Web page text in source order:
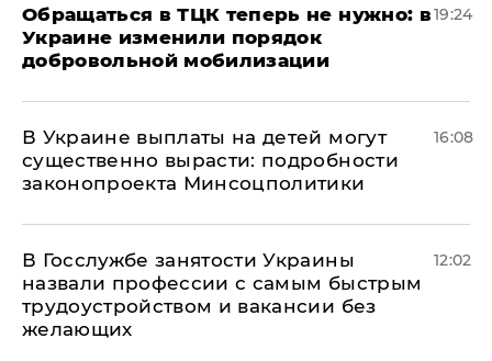
Обращаться в ТЦК теперь не нужно: в
Украине изменили порядок
добровольной мобилизации
19:24
В Украине выплаты на детей могут
существенно вырасти: подробности
законопроекта Минсоцполитики
16:08
В Госслужбе занятости Украины
назвали профессии с самым быстрым
трудоустройством и вакансии без
желающих
12:02